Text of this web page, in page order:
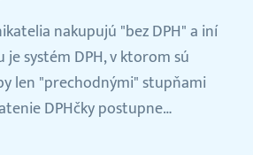
nakupujú "bez DPH" a iní
je systém DPH, v ktorom sú
len "prechodnými" stupňami
DPHčky postupne…